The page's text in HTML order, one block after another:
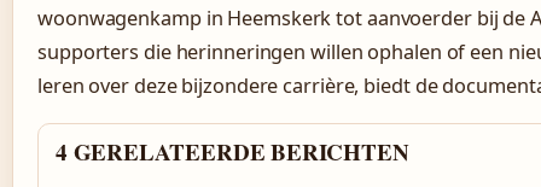
woonwagenkamp in Heemskerk tot aanvoerder bij de
supporters die herinneringen willen ophalen of een
leren over deze bijzondere carrière, biedt de
4 GERELATEERDE BERICHTEN